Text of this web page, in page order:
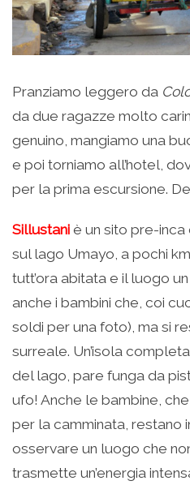
Pranziamo leggero da
da due ragazze molto
genuino, mangiamo una
e poi torniamo all’hotel,
per la prima escursione.
Sillustani è un sito pre-
sul lago Umayo, a pochi
tutt’ora abitata e il luogo
anche i bambini che, coi
soldi per una foto), ma si
surreale. Un’isola
del lago, pare funga da
ufo! Anche le bambine,
per la camminata, restano
osservare un luogo che
trasmette un’energia